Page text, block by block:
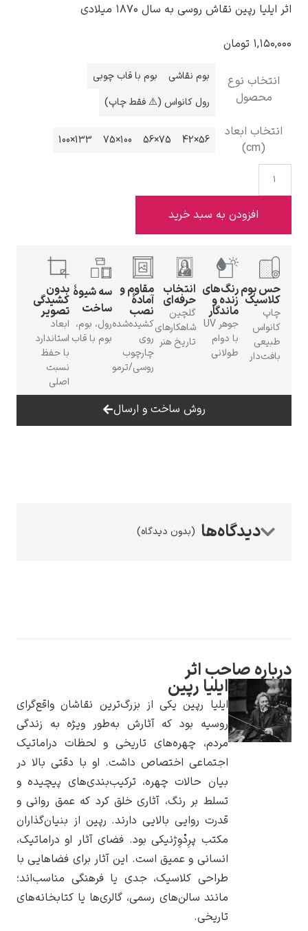
ادوارد مونک
کامی پیسارو
ادگار دگا
روسی به سال ۱۸۷۰ میلادی
بوم نقاشی
بوم با قاب چوبی
رول کانواس (⚠️ فقط چاپ)
75×56
100×75
133×100
به سبد خرید
انتخاب
حرفه‌ای
گلچین
شاهکارهای
تاریخ هنر
مقاوم و
آمادهٔ
نصب
کشیده‌شده
روی
چارچوب
سه شیوهٔ
ساخت
رول، بوم،
بوم با قاب
بدون
کشیدگی
تصویر
ابعاد
استاندارد
با حفظ
نسبت
روش ساخت و ارسال
(بدون دیدگاه)
اثر
ایلیا رپین
ایلیا رپین یکی از بزرگ‌ترین نقاشان واقع‌گرای
روسیه بود که آثارش به‌طور ویژه به زندگی
مردم، چهره‌های تاریخی و لحظات دراماتیک
اجتماعی اختصاص داشت. او با دقتی بالا در
بیان حالات چهره، ترکیب‌بندی‌های پیچیده و
تسلط بر رنگ، آثاری خلق کرد که عمق روانی و
قدرت روایی بالایی دارند. رپین از بنیان‌گذاران
مکتب پرِدْوِژنیکی بود. فضای آثار او دراماتیک،
انسانی و عمیق است. این آثار برای فضاهایی با
طراحی کلاسیک، جدی یا فرهنگی مناسب‌اند؛
مانند سالن‌های رسمی، گالری‌ها یا کتابخانه‌های